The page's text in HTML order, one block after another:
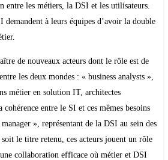
entre les métiers, la DSI et les utilisateurs.
demandent à leurs équipes d’avoir la double
de nouveaux acteurs dont le rôle est de
les deux mondes : « business analysts »,
métier en solution IT, architectes
entre le SI et ces mêmes besoins
», représentant de la DSI au sein des
le titre retenu, ces acteurs jouent un rôle
collaboration efficace où métier et DSI